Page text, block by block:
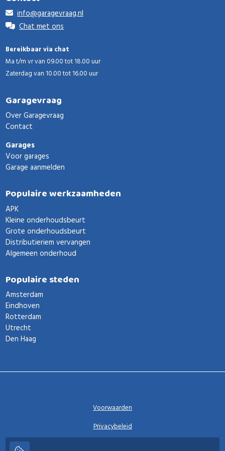
info@garagevraag.nl
Chat met ons
Bereikbaar via chat
Ma t/m vr van 09.00 tot 18.00 uur
Zaterdag van 10.00 tot 16.00 uur
Garagevraag
Over Garagevraag
Contact
Garages
Voor garages
Garage aanmelden
Populaire werkzaamheden
APK
Kleine onderhoudsbeurt
Grote onderhoudsbeurt
Distributieriem vervangen
Algemeen onderhoud
Populaire steden
Amsterdam
Eindhoven
Rotterdam
Utrecht
Den Haag
Voorwaarden
Privacybeleid